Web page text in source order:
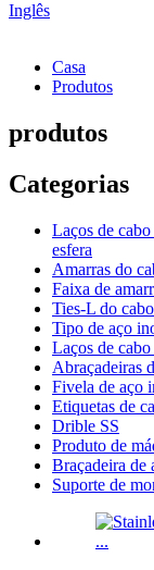
Inglês
Casa
Produtos
produtos
Categorias
Laços de
esfera
Amarras do
Faixa de
Ties-L do
Tipo de aço
Laços de
Abraçadeiras
Fivela de aço
Etiquetas de
Drible SS
Produto de
Braçadeira de
Suporte de